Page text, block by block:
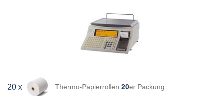
20 x Thermo-Papierrollen 20er Packung